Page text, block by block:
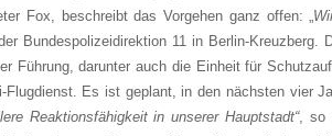
Fox, beschreibt das Vorgehen ganz offen: „
Bundespolizeidirektion 11 in Berlin-Kreuzberg.
Führung, darunter auch die Einheit für
Es ist geplant, in den nächsten vier
Reaktionsfähigkeit in unserer Hauptstadt“, so